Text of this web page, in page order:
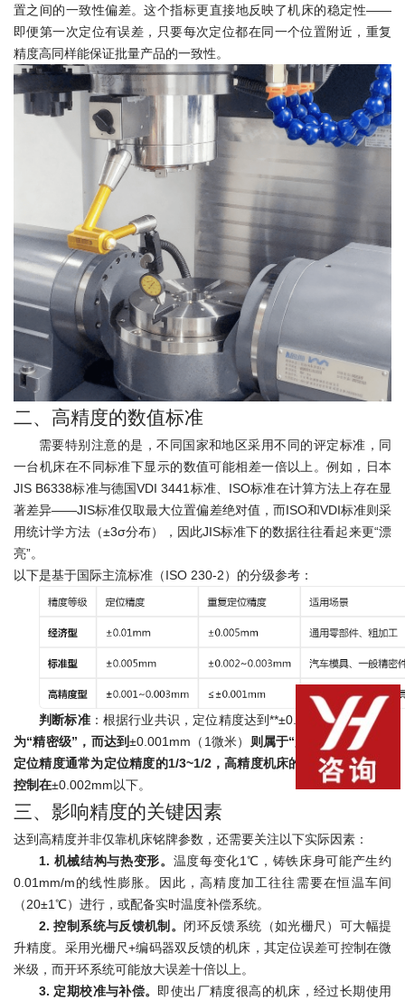
置之间的一致性偏差。这个指标更直接地反映了机床的稳定性——
即便第一次定位有误差，只要每次定位都在同一个位置附近，重复
精度高同样能保证批量产品的一致性。
二、高精度的数值标准
需要特别注意的是，不同国家和地区采用不同的评定标准，同
一台机床在不同标准下显示的数值可能相差一倍以上。例如，日本
JIS B6338标准与德国VDI 3441标准、ISO标准在计算方法上存在显
著差异——JIS标准仅取最大位置偏差绝对值，而ISO和VDI标准则采
用统计学方法（±3σ分布），因此JIS标准下的数据往往看起来更“漂
亮”。
以下是基于国际主流标准（ISO 230-2）的分级参考：
判断标准：根据行业共识，定位精度达到**±0.005mm以内可视
为“精密级”，而达到±0.001mm（1微米） 则属于“超高精度”。重复
定位精度通常为定位精度的1/3~1/2，高精度机床的重复定位精度需
控制在±0.002mm以下。
三、影响精度的关键因素
达到高精度并非仅靠机床铭牌参数，还需要关注以下实际因素：
1. 机械结构与热变形。 温度每变化1℃，铸铁床身可能产生约
0.01mm/m的线性膨胀。因此，高精度加工往往需要在恒温车间
（20±1℃）进行，或配备实时温度补偿系统。
2. 控制系统与反馈机制。 闭环反馈系统（如光栅尺）可大幅提
升精度。采用光栅尺+编码器双反馈的机床，其定位误差可控制在微
米级，而开环系统可能放大误差十倍以上。
3. 定期校准与补偿。 即使出厂精度很高的机床，经过长期使用